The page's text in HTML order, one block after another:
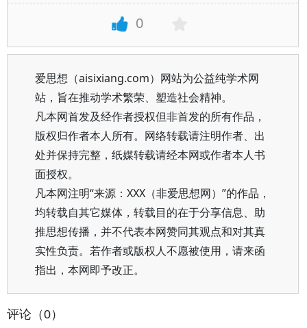
0
爱思想（aisixiang.com）网站为公益纯学术网
站，旨在推动学术繁荣、塑造社会精神。
凡本网首发及经作者授权但非首发的所有作品，
版权归作者本人所有。网络转载请注明作者、出
处并保持完整，纸媒转载请经本网或作者本人书
面授权。
凡本网注明“来源：XXX（非爱思想网）”的作品，
均转载自其它媒体，转载目的在于分享信息、助
推思想传播，并不代表本网赞同其观点和对其真
实性负责。若作者或版权人不愿被使用，请来函
指出，本网即予改正。
评论（0）